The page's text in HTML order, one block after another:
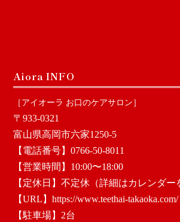
Aiora INFO
［アイオーラ お口のケアサロン］
〒933-0321
富山県高岡市六家1250-5
【電話番号】0766-50-8011
【営業時間】10:00〜18:00
【定休日】不定休（詳細はカレンダー
【URL】https://www.teethai-takaoka.com/
【駐車場】2台